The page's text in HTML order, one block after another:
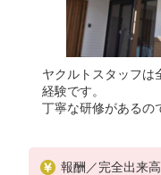
ヤクルトスタッフ
経験です。
丁寧な研修があるの
報酬／完全出来高